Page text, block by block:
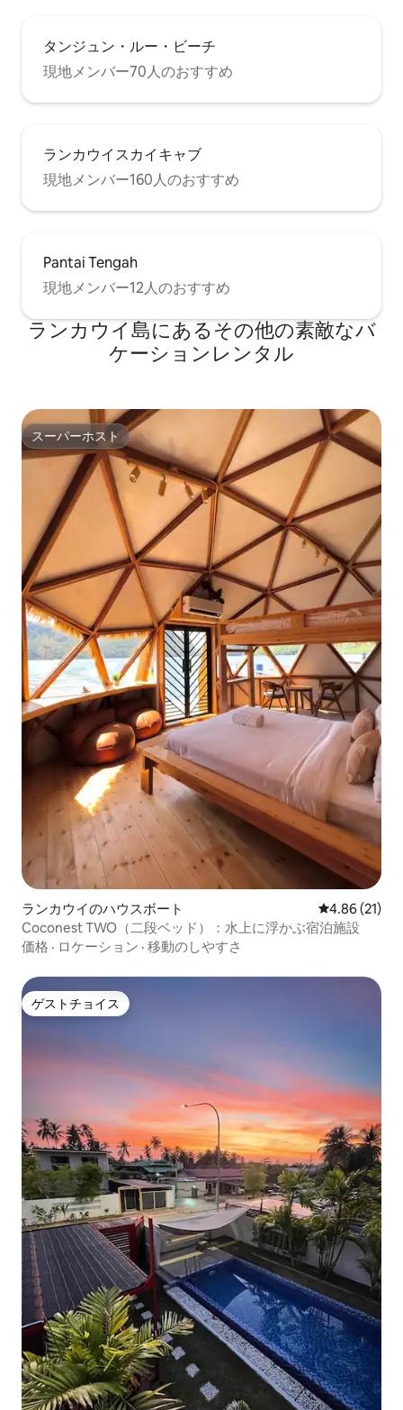
タンジュン・ルー・ビーチ
現地メンバー70人のおすすめ
ランカウイスカイキャブ
現地メンバー160人のおすすめ
Pantai Tengah
現地メンバー12人のおすすめ
ランカウイ島にあるその他の素敵なバ
ケーションレンタル
スーパーホスト
スーパーホスト
ランカウイのハウスボート レビュー21
4.86 (21)
Coconest TWO（二段ベッド）：水上に浮かぶ宿泊施設
価格 · ロケーション · 移動のしやすさ
ゲストチョイス
ゲストチョイス